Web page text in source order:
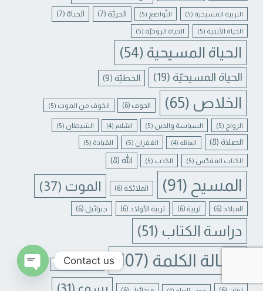
التربية المسيحية (5) التّواضع (5) الحريّة (7) الحياة (7)
الحياة الأبدية (5) الحياة الروحيّة (5)
الحياة المسيحية (54)
الحياة المسيحيّة (19) الخطيّة (9)
الخلاص (65) الخوف (6) الخوف من الموت (5)
الزواج (5) السياسة والدين (5) السّلام (4) الشيطان (5)
الصلاة (8) العائلة (4) الغفران (5) القيادة (5)
الكتاب المقدّس (5) الكذب (5) الله (8)
المسيح (91) الملائكة (6) الموت (37)
الميلاد (6) تربية (6) تربية الأولاد (6) جبرائيل (6)
دراسة الكتاب (51)
رسالة الكلمة (107) غفران الخطايا
لبنان (6) معنى الحياة (4) ميخائيل (6) يسوع (31)
Contact us